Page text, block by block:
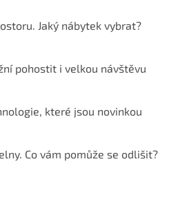
Jaký nábytek vybrat?
pohostit i velkou návštěvu
které jsou novinkou
Co vám pomůže se odlišit?